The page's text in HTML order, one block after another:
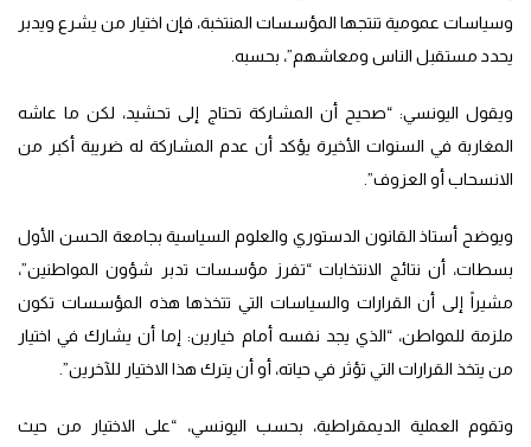
وسياسات عمومية تنتجها المؤسسات المنتخبة، فإن اختيار من يشرع ويدبر
يحدد مستقبل الناس ومعاشهم”، بحسبه.
ويقول اليونسي: “صحيح أن المشاركة تحتاج إلى تحشيد، لكن ما عاشه
المغاربة في السنوات الأخيرة يؤكد أن عدم المشاركة له ضريبة أكبر من
الانسحاب أو العزوف”.
ويوضح أستاذ القانون الدستوري والعلوم السياسية بجامعة الحسن الأول
بسطات، أن نتائج الانتخابات “تفرز مؤسسات تدبر شؤون المواطنين”،
مشيراً إلى أن القرارات والسياسات التي تتخذها هذه المؤسسات تكون
ملزمة للمواطن، “الذي يجد نفسه أمام خيارين: إما أن يشارك في اختيار
من يتخذ القرارات التي تؤثر في حياته، أو أن يترك هذا الاختيار للآخرين”.
وتقوم العملية الديمقراطية، بحسب اليونسي، “على الاختيار من حيث